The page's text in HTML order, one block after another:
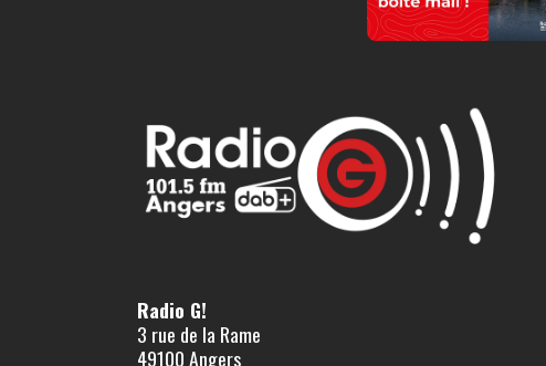
Radio G!
3 rue de la Rame
49100 Angers